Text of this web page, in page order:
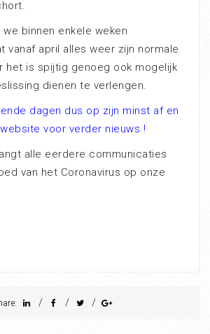
we binnen enkele weken
vanaf april alles weer zijn normale
het is spijtig genoeg ook mogelijk
dienen te verlengen.
dagen dus op zijn minst af en
voor verder nieuws !
alle eerdere communicaties
van het Coronavirus op onze
/ / /